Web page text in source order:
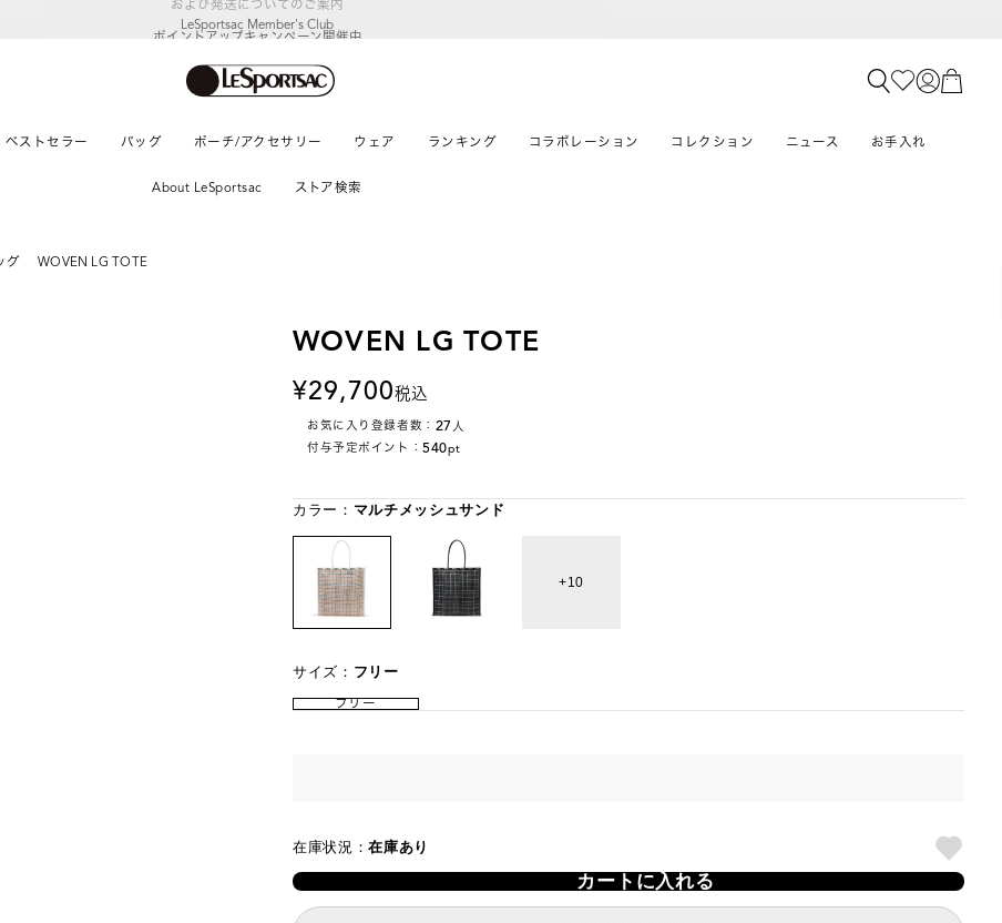
LeSportsac Member's Club
ポイントアップキャンペーン開催中
ベストセラー バッグ ポーチ/アクセサリー ウェア ランキング コラボレーション コレクション ニュース お手入れ
About LeSportsac ストア検索
グ WOVEN LG TOTE
WOVEN LG TOTE
29,700税込
お気に入り登録者数： 27 人
付与予定ポイント：540pt
カラー： マルチメッシュサンド
10
サイズ： フリー
フリー
在庫状況：在庫あり
カートに入れる